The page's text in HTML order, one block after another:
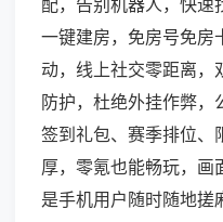
配，告别机器人，快速
一键建房，免房号免房
动，线上社交零距离，
防护，杜绝外挂作弊，
签到礼包、赛季排位、
厚，零氪也能畅玩，画
是手机用户随时随地搓